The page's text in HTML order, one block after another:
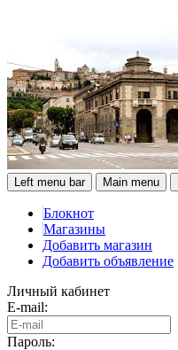
Left menu bar Main menu
Блокнот
Магазины
Добавить магазин
Добавить объявление
Личный кабинет
E-mail:
Пароль: